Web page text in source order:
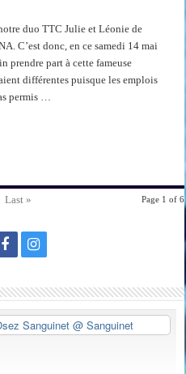
duo TTC Julie et Léonie de
C’est donc, en ce samedi 14 mai
prendre part à cette fameuse
différentes puisque les emplois
permis …
Page 1 of 6
Last »
Sanguinet@ Sanguinet